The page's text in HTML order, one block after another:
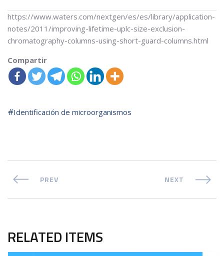
https://www.waters.com/nextgen/es/es/library/application-
notes/2011/improving-lifetime-uplc-size-exclusion-
chromatography-columns-using-short-guard-columns.html
Compartir
Identificación de microorganismos
PREV NEXT
RELATED ITEMS